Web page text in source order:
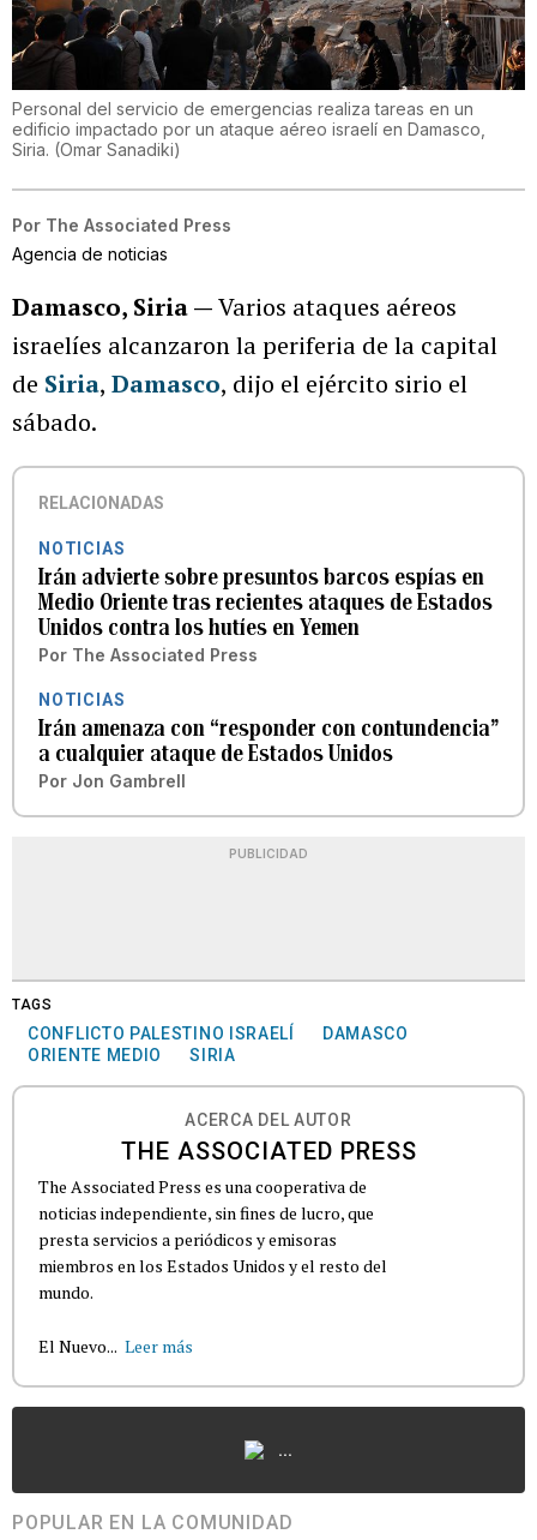
Personal del servicio de emergencias realiza tareas en un
edificio impactado por un ataque aéreo israelí en Damasco,
Siria. (Omar Sanadiki)
Por The Associated Press
Agencia de noticias
Damasco, Siria —Varios ataques aéreos
israelíes alcanzaron la periferia de la capital
de Siria, Damasco, dijo el ejército sirio el
sábado.
RELACIONADAS
NOTICIAS
Irán advierte sobre presuntos barcos espías en
Medio Oriente tras recientes ataques de Estados
Unidos contra los hutíes en Yemen
Por The Associated Press
NOTICIAS
Irán amenaza con “responder con contundencia”
a cualquier ataque de Estados Unidos
Por Jon Gambrell
PUBLICIDAD
TAGS
CONFLICTO PALESTINO ISRAELÍ
DAMASCO
ORIENTE MEDIO
SIRIA
ACERCA DEL AUTOR
THE ASSOCIATED PRESS
The Associated Press es una cooperativa de
noticias independiente, sin fines de lucro, que
presta servicios a periódicos y emisoras
miembros en los Estados Unidos y el resto del
mundo.
El Nuevo... Leer más
...
POPULAR EN LA COMUNIDAD